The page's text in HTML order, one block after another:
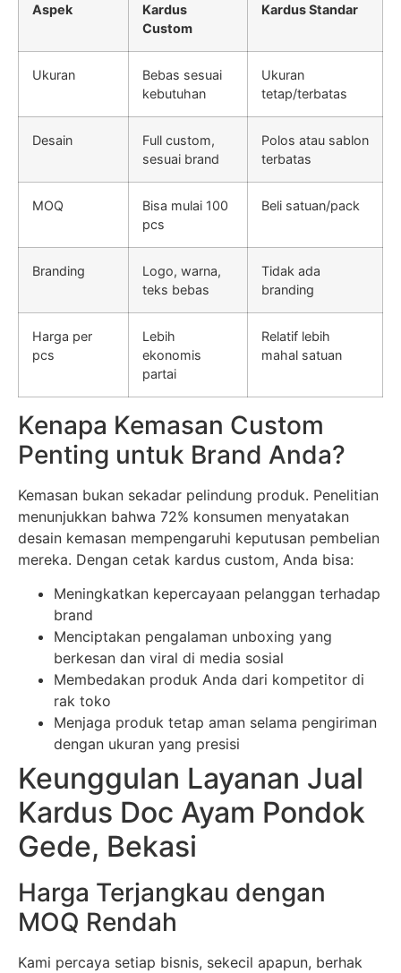
Aspek
Kardus
Custom
Kardus Standar
Ukuran
Bebas sesuai
kebutuhan
Ukuran
tetap/terbatas
Desain
Full custom,
sesuai brand
Polos atau sablon
terbatas
MOQ
Bisa mulai 100
pcs
Beli satuan/pack
Branding
Logo, warna,
teks bebas
Tidak ada
branding
Harga per
pcs
Lebih
ekonomis
partai
Relatif lebih
mahal satuan
Kenapa Kemasan Custom
Penting untuk Brand Anda?
Kemasan bukan sekadar pelindung produk. Penelitian
menunjukkan bahwa 72% konsumen menyatakan
desain kemasan mempengaruhi keputusan pembelian
mereka. Dengan cetak kardus custom, Anda bisa:
Meningkatkan kepercayaan pelanggan terhadap
brand
Menciptakan pengalaman unboxing yang
berkesan dan viral di media sosial
Membedakan produk Anda dari kompetitor di
rak toko
Menjaga produk tetap aman selama pengiriman
dengan ukuran yang presisi
Keunggulan Layanan Jual
Kardus Doc Ayam Pondok
Gede, Bekasi
Harga Terjangkau dengan
MOQ Rendah
Kami percaya setiap bisnis, sekecil apapun, berhak